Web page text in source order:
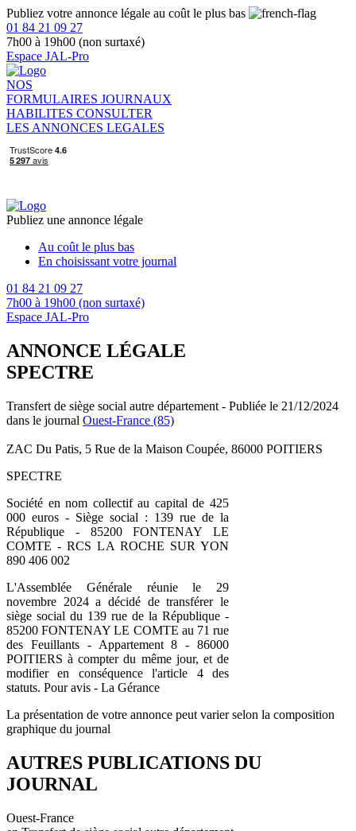
Publiez votre annonce légale au coût le plus bas
01 84 21 09 27
7h00 à 19h00 (non surtaxé)
Espace JAL-Pro
NOS
FORMULAIRES JOURNAUX
HABILITES CONSULTER
LES ANNONCES LEGALES
Publiez une annonce légale
Au coût le plus bas
En choisissant votre journal
01 84 21 09 27
7h00 à 19h00 (non surtaxé)
Espace JAL-Pro
ANNONCE LÉGALE
SPECTRE
Transfert de siège social autre département - Publiée le 21/12/2024
dans le journal Ouest-France (85)
ZAC Du Patis, 5 Rue de la Maison Coupée, 86000 POITIERS
SPECTRE
Société en nom collectif au capital de 425
000 euros - Siège social : 139 rue de la
République - 85200 FONTENAY LE
COMTE - RCS LA ROCHE SUR YON
890 406 002
L'Assemblée Générale réunie le 29
novembre 2024 a décidé de transférer le
siège social du 139 rue de la République -
85200 FONTENAY LE COMTE au 71 rue
des Feuillants - Appartement 8 - 86000
POITIERS à compter du même jour, et de
modifier en conséquence l'article 4 des
statuts. Pour avis - La Gérance
La présentation de votre annonce peut varier selon la composition
graphique du journal
AUTRES PUBLICATIONS DU
JOURNAL
Ouest-France